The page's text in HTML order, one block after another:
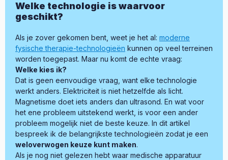
Welke technologie is waarvoor
geschikt?
Als je zover gekomen bent, weet je het al: moderne
fysische therapie-technologieën kunnen op veel terreinen
worden toegepast. Maar nu komt de echte vraag:
Welke kies ik?
Dat is geen eenvoudige vraag, want elke technologie
werkt anders. Elektriciteit is niet hetzelfde als licht.
Magnetisme doet iets anders dan ultrasond. En wat voor
het ene probleem uitstekend werkt, is voor een ander
probleem mogelijk niet de beste keuze. In dit artikel
bespreek ik de belangrijkste technologieën zodat je een
weloverwogen keuze kunt maken.
Als je nog niet gelezen hebt waar medische apparatuur